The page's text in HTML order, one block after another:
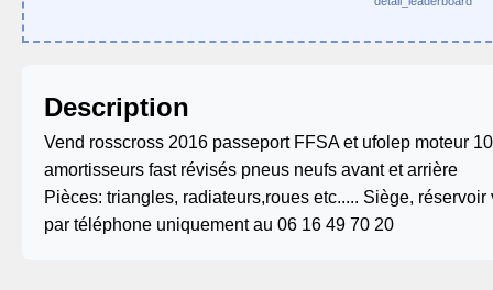
Description
Vend rosscross 2016 passeport FFSA et ufolep moteur
amortisseurs fast révisés pneus neufs avant et arrière
Pièces: triangles, radiateurs,roues etc..... Siège,
par téléphone uniquement au 06 16 49 70 20